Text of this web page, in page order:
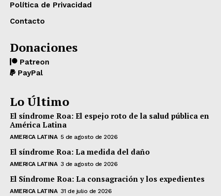
Política de Privacidad
Contacto
Donaciones
Patreon
PayPal
Lo Último
El síndrome Roa: El espejo roto de la salud pública en
América Latina
AMERICA LATINA 5 de agosto de 2026
El síndrome Roa: La medida del daño
AMERICA LATINA 3 de agosto de 2026
El Síndrome Roa: La consagración y los expedientes
AMERICA LATINA 31 de julio de 2026